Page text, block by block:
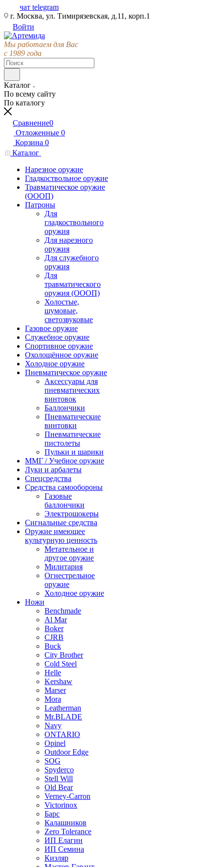
чат telegram
г. Москва, ул. Тимирязевская, д.11, корп.1
Войти
Мы работаем для Вас
с 1989 года
Каталог
По всему сайту
По каталогу
Сравнение0
Отложенные 0
Корзина 0
Каталог
Нарезное оружие
Гладкоствольное оружие
Травматическое оружие
(ОООП)
Патроны
Для
гладкоствольного
оружия
Для нарезного
оружия
Для служебного
оружия
Для
травматического
оружия (ОООП)
Холостые,
шумовые,
светозвуковые
Газовое оружие
Служебное оружие
Спортивное оружие
Охолощённое оружие
Холодное оружие
Пневматическое оружие
Аксессуары для
пневматических
винтовок
Баллончики
Пневматические
винтовки
Пневматические
пистолеты
Пульки и шарики
ММГ / Учебное оружие
Луки и арбалеты
Спецсредства
Средства самообороны
Газовые
баллончики
Электрошокеры
Сигнальные средства
Оружие имеющее
культурную ценность
Метательное и
другое оружие
Милитария
Огнестрельное
оружие
Холодное оружие
Ножи
Benchmade
Al Mar
Boker
CJRB
Buck
City Brother
Cold Steel
Helle
Kershaw
Marser
Mora
Leatherman
Mr.BLADE
Navy
ONTARIO
Opinel
Outdoor Edge
SOG
Spyderco
Stell Will
Old Bear
Verney-Carron
Victorinox
Барс
Калашников
Zero Tolerance
ИП Елагин
ИП Семина
Кизляр